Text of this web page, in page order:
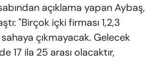
açıklama yapan Aybaş,
"Birçok içki firması 1,2,3
çıkmayacak. Gelecek
17 ila 25 arası olacaktır,